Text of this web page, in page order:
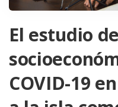
El estudio
COVID-19